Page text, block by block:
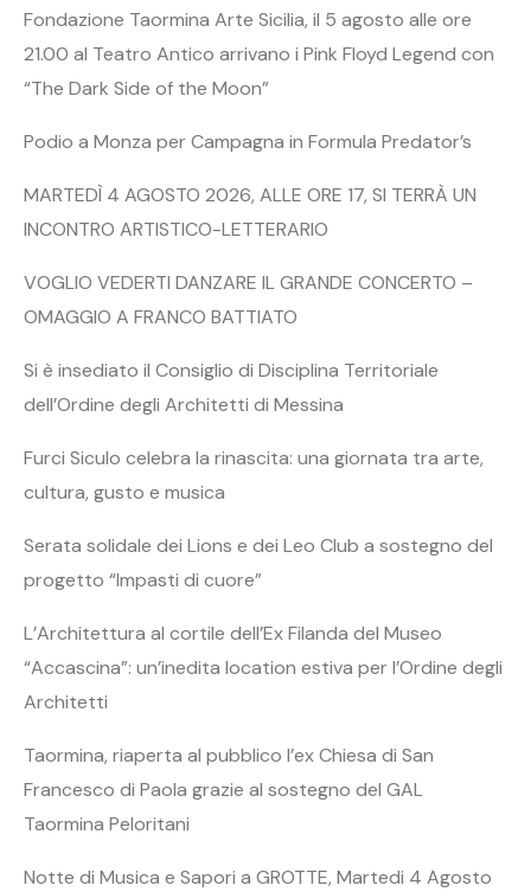
Fondazione Taormina Arte Sicilia, il 5 agosto alle ore
21.00 al Teatro Antico arrivano i Pink Floyd Legend con
“The Dark Side of the Moon”
Podio a Monza per Campagna in Formula Predator’s
MARTEDÌ 4 AGOSTO 2026, ALLE ORE 17, SI TERRÀ UN
INCONTRO ARTISTICO-LETTERARIO
VOGLIO VEDERTI DANZARE IL GRANDE CONCERTO –
OMAGGIO A FRANCO BATTIATO
Si è insediato il Consiglio di Disciplina Territoriale
dell’Ordine degli Architetti di Messina
Furci Siculo celebra la rinascita: una giornata tra arte,
cultura, gusto e musica
Serata solidale dei Lions e dei Leo Club a sostegno del
progetto “Impasti di cuore”
L’Architettura al cortile dell’Ex Filanda del Museo
“Accascina”: un’inedita location estiva per l’Ordine degli
Architetti
Taormina, riaperta al pubblico l’ex Chiesa di San
Francesco di Paola grazie al sostegno del GAL
Taormina Peloritani
Notte di Musica e Sapori a GROTTE, Martedi 4 Agosto